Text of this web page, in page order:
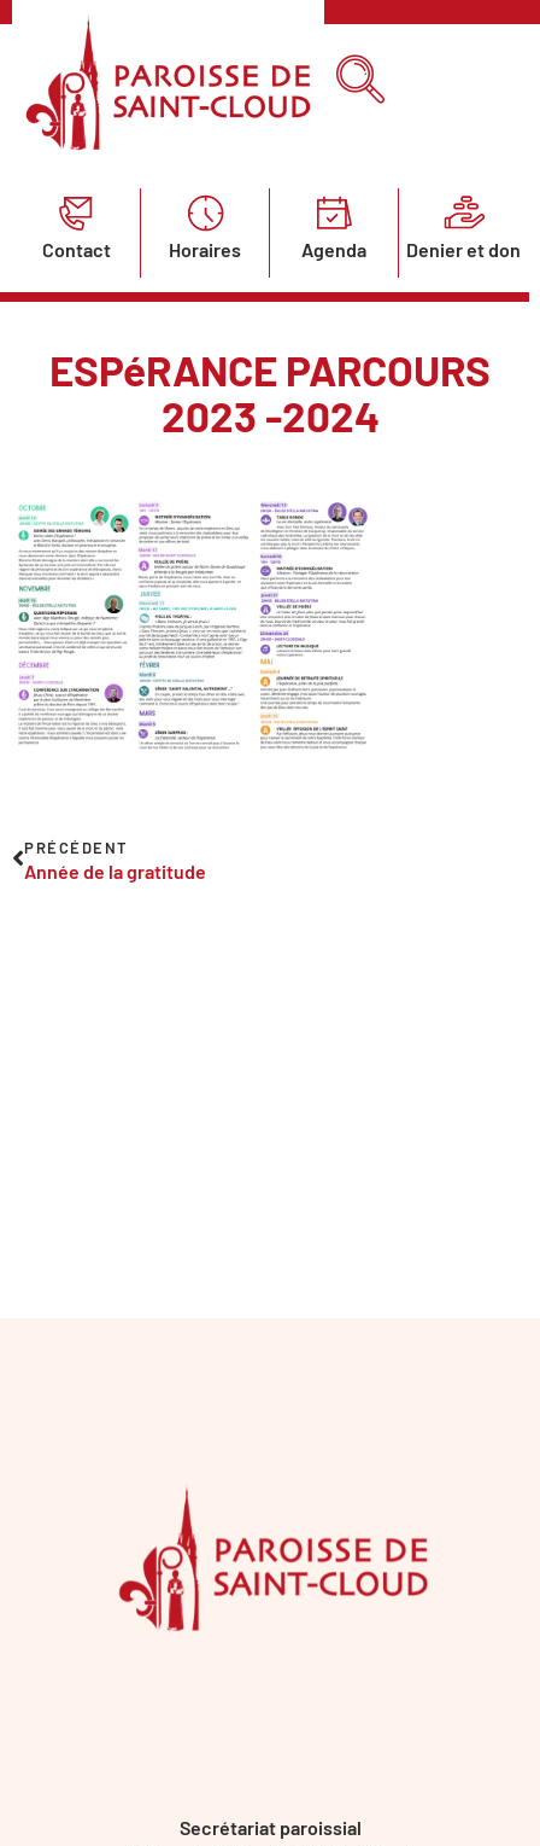
Contact Horaires Agenda Denier et don
ESPéRANCE PARCOURS
2023 -2024
PRÉCÉDENT
Année de la gratitude
Secrétariat paroissial